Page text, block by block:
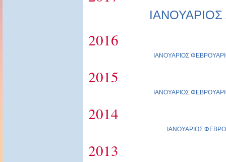
ΙΑΝΟΥΑΡΙΟΣ
2016
ΙΑΝΟΥΑΡΙΟΣ
2015
ΙΑΝΟΥΑΡΙΟΣ
2014
ΙΑΝΟΥΑΡΙΟΣ
2013